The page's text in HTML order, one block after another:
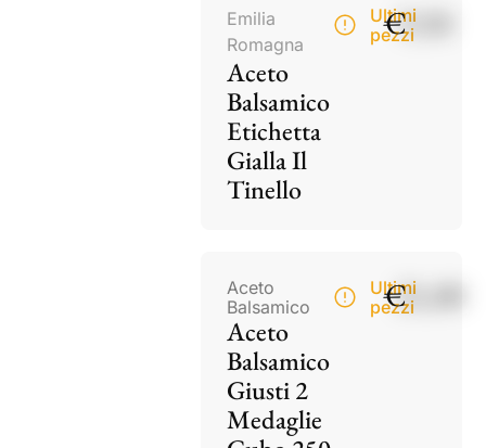
Emilia
Romagna
Aceto
Balsamico
Etichetta
Gialla Il
Tinello
Ultimi
pezzi
€9,50
Aceto
Balsamico
Aceto
Balsamico
Giusti 2
Medaglie
Ultimi
pezzi
€21,00